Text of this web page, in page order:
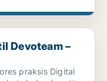
Digital Enabl...
Devoteam –
praksis Digital